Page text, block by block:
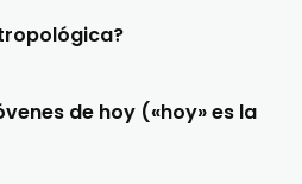
de hoy («hoy» es la